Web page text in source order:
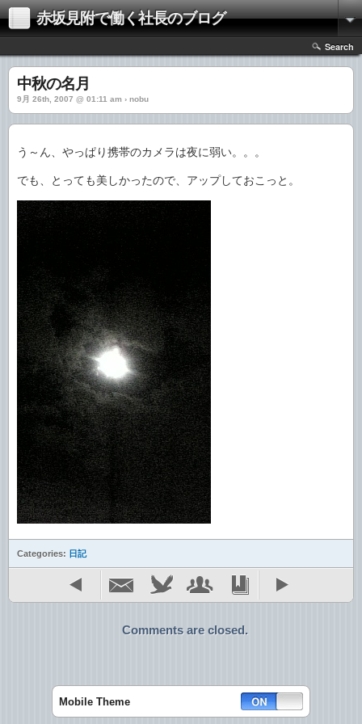
赤坂見附で働く社長のブログ
Search
中秋の名月
9月 26th, 2007 @ 01:11 am › nobu
う～ん、やっぱり携帯のカメラは夜に弱い。。。
でも、とっても美しかったので、アップしておこっと。
Categories: 日記
Comments are closed.
Mobile Theme